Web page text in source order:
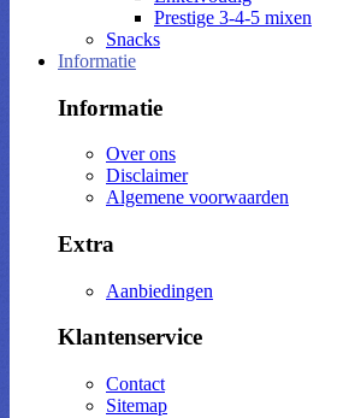
Prestige 3-4-5 mixen
Snacks
Informatie
Informatie
Over ons
Disclaimer
Algemene voorwaarden
Extra
Aanbiedingen
Klantenservice
Contact
Sitemap